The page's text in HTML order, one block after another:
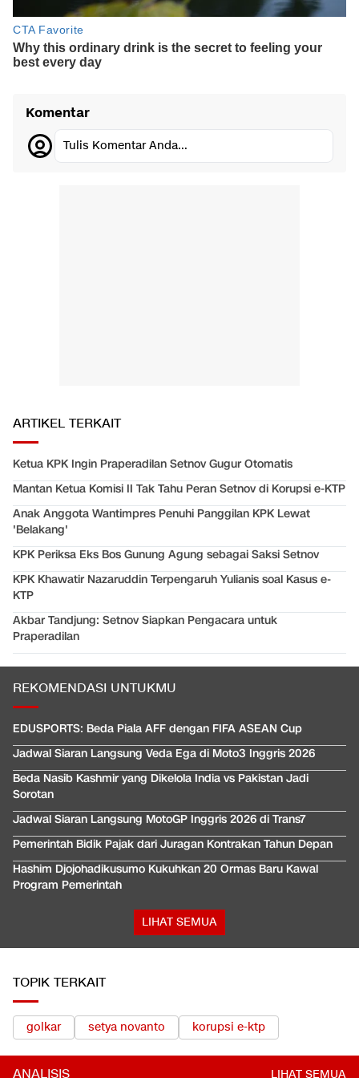
Komentar
Tulis Komentar Anda...
ARTIKEL TERKAIT
Ketua KPK Ingin Praperadilan Setnov Gugur Otomatis
Mantan Ketua Komisi II Tak Tahu Peran Setnov di Korupsi e-KTP
Anak Anggota Wantimpres Penuhi Panggilan KPK Lewat
'Belakang'
KPK Periksa Eks Bos Gunung Agung sebagai Saksi Setnov
KPK Khawatir Nazaruddin Terpengaruh Yulianis soal Kasus e-
KTP
Akbar Tandjung: Setnov Siapkan Pengacara untuk
Praperadilan
REKOMENDASI UNTUKMU
EDUSPORTS: Beda Piala AFF dengan FIFA ASEAN Cup
Jadwal Siaran Langsung Veda Ega di Moto3 Inggris 2026
Beda Nasib Kashmir yang Dikelola India vs Pakistan Jadi
Sorotan
Jadwal Siaran Langsung MotoGP Inggris 2026 di Trans7
Pemerintah Bidik Pajak dari Juragan Kontrakan Tahun Depan
Hashim Djojohadikusumo Kukuhkan 20 Ormas Baru Kawal
Program Pemerintah
LIHAT SEMUA
TOPIK TERKAIT
golkar setya novanto korupsi e-ktp
LIHAT SEMUA